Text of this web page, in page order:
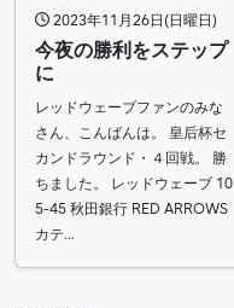
2023年11月26日(日曜日)
今夜の勝利をステップ
に
レッドウェーブファンのみな
さん、こんばんは。 皇后杯セ
カンドラウンド・４回戦。 勝
ちました。 レッドウェーブ 10
5-45 秋田銀行 RED ARROWS
カテ…